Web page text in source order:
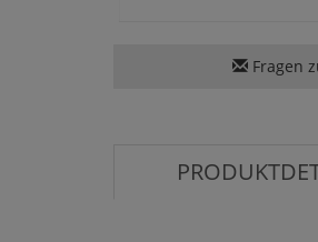
Fragen